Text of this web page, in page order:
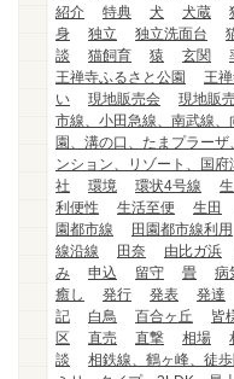
紹介
特典 犬 犬蔵
身
独立 独立洗面台
談
猫飼育 猿 玄関
王禅寺ふるさと公園
王
い
現地販売会
現地販
市線、小田急線、南武線、
園、溝の口、たまプラーザ
ンション、リゾート、国府
社
環境 環状4号線
利便性
生活至便 生田
園都市線
田園都市線利用
線沿線
田奈 由比ガ浜
み
申込 留守 畳 病
癒し
発行 発表 発達
記
白鳥 百合ヶ丘 皆
区
直売 直撃 相場
談
相鉄線、鶴ヶ峰、徒